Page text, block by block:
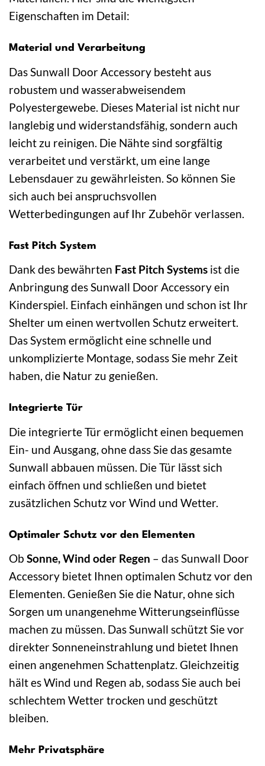
Eigenschaften im Detail:
Material und Verarbeitung
Das Sunwall Door Accessory besteht aus
robustem und wasserabweisendem
Polyestergewebe. Dieses Material ist nicht nur
langlebig und widerstandsfähig, sondern auch
leicht zu reinigen. Die Nähte sind sorgfältig
verarbeitet und verstärkt, um eine lange
Lebensdauer zu gewährleisten. So können Sie
sich auch bei anspruchsvollen
Wetterbedingungen auf Ihr Zubehör verlassen.
Fast Pitch System
Dank des bewährten Fast Pitch Systems ist die
Anbringung des Sunwall Door Accessory ein
Kinderspiel. Einfach einhängen und schon ist Ihr
Shelter um einen wertvollen Schutz erweitert.
Das System ermöglicht eine schnelle und
unkomplizierte Montage, sodass Sie mehr Zeit
haben, die Natur zu genießen.
Integrierte Tür
Die integrierte Tür ermöglicht einen bequemen
Ein- und Ausgang, ohne dass Sie das gesamte
Sunwall abbauen müssen. Die Tür lässt sich
einfach öffnen und schließen und bietet
zusätzlichen Schutz vor Wind und Wetter.
Optimaler Schutz vor den Elementen
Ob Sonne, Wind oder Regen – das Sunwall Door
Accessory bietet Ihnen optimalen Schutz vor den
Elementen. Genießen Sie die Natur, ohne sich
Sorgen um unangenehme Witterungseinflüsse
machen zu müssen. Das Sunwall schützt Sie vor
direkter Sonneneinstrahlung und bietet Ihnen
einen angenehmen Schattenplatz. Gleichzeitig
hält es Wind und Regen ab, sodass Sie auch bei
schlechtem Wetter trocken und geschützt
bleiben.
Mehr Privatsphäre